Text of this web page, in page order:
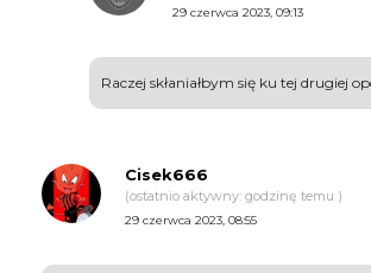
29 czerwca 2023, 09:13
Raczej skłaniałbym się ku tej drugiej
Cisek666
(ostatnio aktywny: godzinę temu )
29 czerwca 2023, 08:55